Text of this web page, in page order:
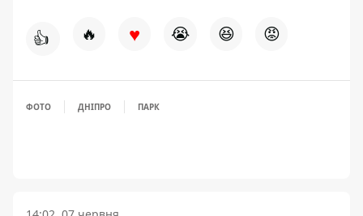
👍 🔥 ♥ 😭 😆 😡
ФОТО ДНІПРО ПАРК